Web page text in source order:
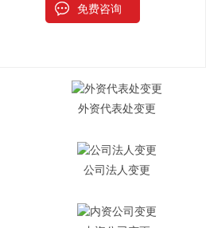
免费咨询
外资代表处变更
公司法人变更